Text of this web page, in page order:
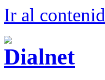
Ir al contenid